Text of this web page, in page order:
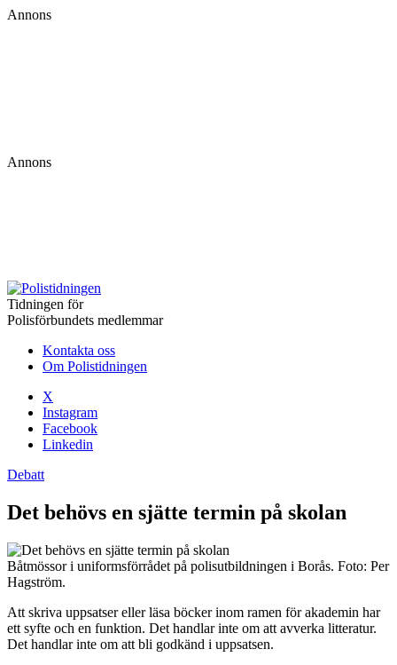
Annons
Annons
Tidningen för
Polisförbundets medlemmar
Kontakta oss
Om Polistidningen
X
Instagram
Facebook
Linkedin
Debatt
Det behövs en sjätte termin på skolan
Båtmössor i uniformsförrådet på polisutbildningen i Borås. Foto: Per
Hagström.
Att skriva uppsatser eller läsa böcker inom ramen för akademin har
ett syfte och en funktion. Det handlar inte om att avverka litteratur.
Det handlar inte om att bli godkänd i uppsatsen.